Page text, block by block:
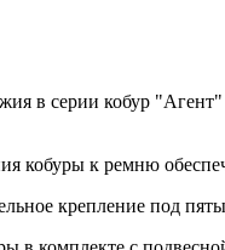
в серии кобур
кобуры к ремню
крепление под